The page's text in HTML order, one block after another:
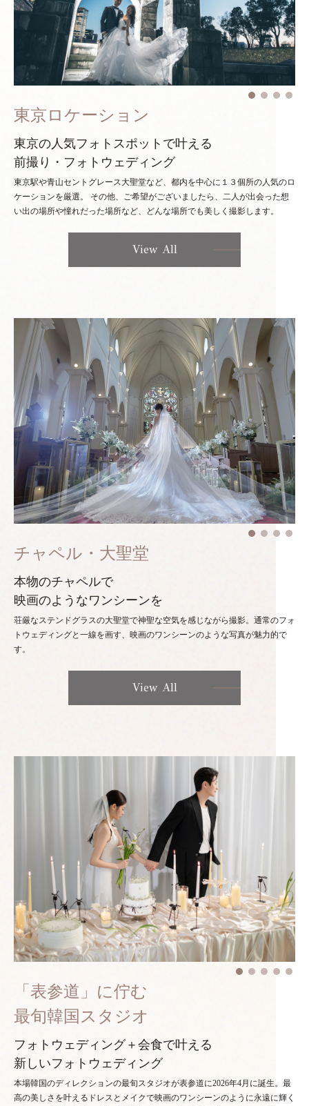
東京ロケーション
東京の人気フォトスポットで叶える
前撮り・フォトウェディング
東京駅や青山セントグレース大聖堂など、都内を中心に１３個所の人気のロ
ケーションを厳選。 その他、ご希望がございましたら、二人が出会った想
い出の場所や憧れだった場所など、どんな場所でも美しく撮影します。
View All
チャペル・大聖堂
本物のチャペルで
映画のようなワンシーンを
荘厳なステンドグラスの大聖堂で神聖な空気を感じながら撮影。通常のフォ
トウェディングと一線を画す、映画のワンシーンのような写真が魅力的で
す。
View All
「表参道」に佇む
最旬韓国スタジオ
フォトウェディング＋会食で叶える
新しいフォトウェディング
本場韓国のディレクションの最旬スタジオが表参道に2026年4月に誕生。最
高の美しさを叶えるドレスとメイクで映画のワンシーンのように永遠に輝く